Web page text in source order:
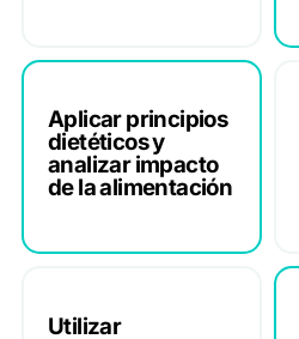
Aplicar principios
dietéticos y
analizar impacto
de la alimentación
Utilizar